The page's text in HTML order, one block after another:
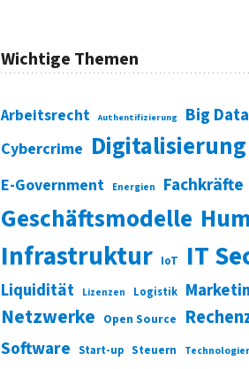
Wichtige Themen
Arbeitsrecht Authentifizierung Big Data
Cybercrime Digitalisierung
E-Government Energien Fachkräfte
Geschäftsmodelle
Infrastruktur IoT IT
Liquidität Lizenzen Logistik
Netzwerke Open Source
Software Start-up Steuern